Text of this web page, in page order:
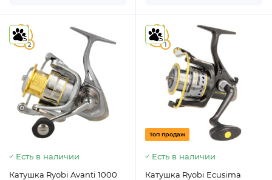
5
2
5
Есть в наличии
Катушка Ryobi Avanti 1000
5
1
5
Топ продаж
Есть в наличии
Катушка Ryobi Ecusima